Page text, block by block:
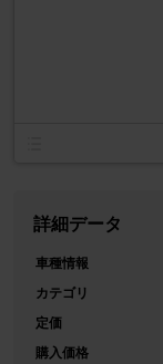
詳細データ
車種情報
カテゴリ
定価
購入価格